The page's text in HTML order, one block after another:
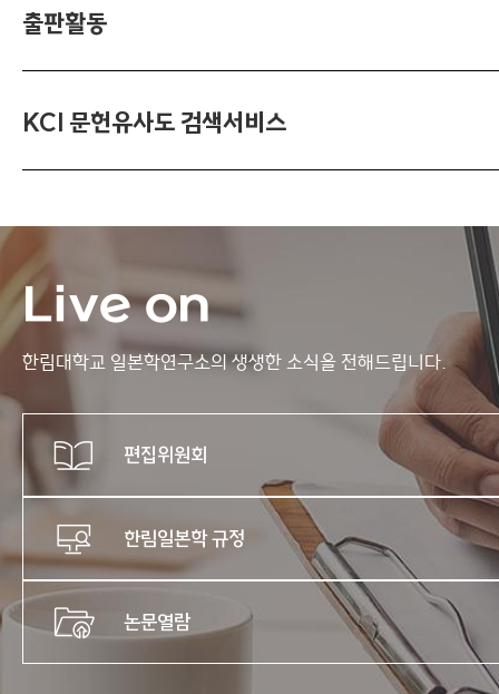
출판활동
KCI 문헌유사도 검색서비스
Live on
한림대학교 일본학연구소의생생한 소식을 전해드립니다.
편집위원회
한림일본학 규정
논문열람